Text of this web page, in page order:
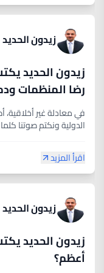
زيدون الحديد
رضا المنظمات
في معادلة غير أخلاقية،
الدولية ونكتم صوتنا
اقرأ المزيد
زيدون الحديد
زيدون الحديد
أعظم؟